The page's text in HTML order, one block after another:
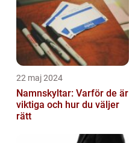
22 maj 2024
Namnskyltar: Varför de är
viktiga och hur du väljer
rätt